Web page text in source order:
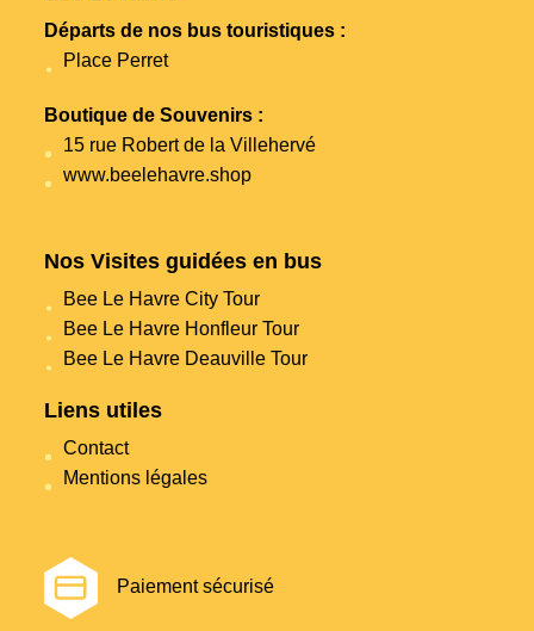
Départs de nos bus touristiques :
Place Perret
Boutique de Souvenirs :
15 rue Robert de la Villehervé
www.beelehavre.shop
Nos Visites guidées en bus
Bee Le Havre City Tour
Bee Le Havre Honfleur Tour
Bee Le Havre Deauville Tour
Liens utiles
Contact
Mentions légales
Paiement sécurisé